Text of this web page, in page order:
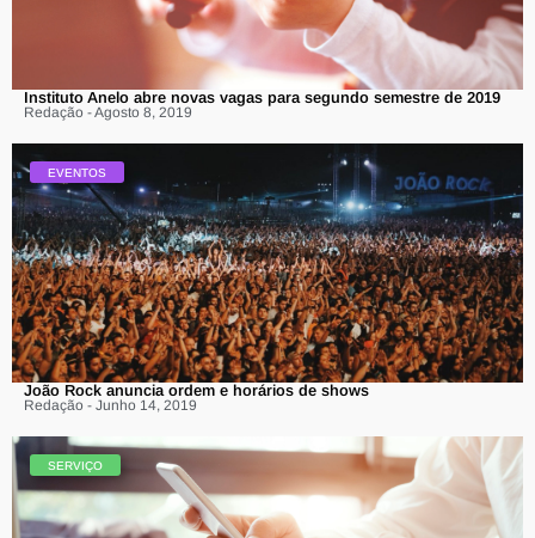
Instituto Anelo abre novas vagas para segundo semestre de 2019
Redação - Agosto 8, 2019
EVENTOS
João Rock anuncia ordem e horários de shows
Redação - Junho 14, 2019
SERVIÇO